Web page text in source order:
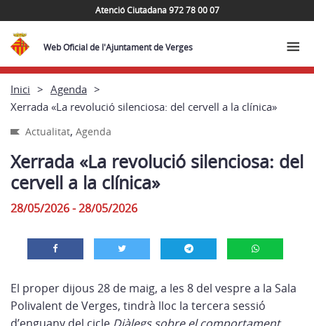
Atenció Ciutadana 972 78 00 07
Web Oficial de l'Ajuntament de Verges
Inici
Agenda
Xerrada «La revolució silenciosa: del cervell a la clínica»
Actualitat, Agenda
Xerrada «La revolució silenciosa: del
cervell a la clínica»
28/05/2026 - 28/05/2026
El proper dijous 28 de maig, a les 8 del vespre a la Sala
Polivalent deVerges, tindrà lloc la tercera sessió